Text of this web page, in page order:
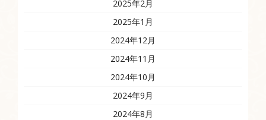
2025年2月
2025年1月
2024年12月
2024年11月
2024年10月
2024年9月
2024年8月